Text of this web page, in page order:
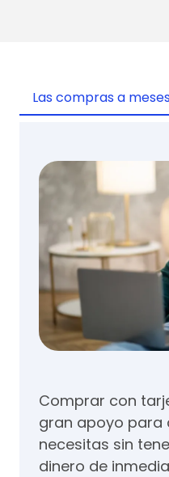
Las compras a
Comprar con
gran apoyo para
necesitas sin
dinero de